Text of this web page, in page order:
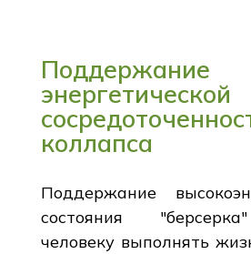
Поддержание
энергетической
коллапса
Поддержание
состояния
человеку выполнять